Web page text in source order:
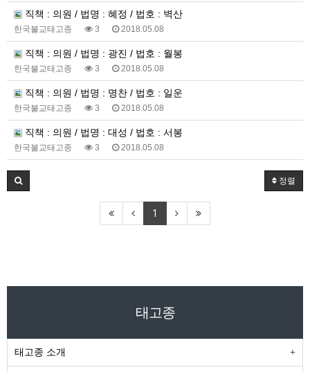
직책 : 의원 / 법명 : 혜정 / 법호 : 벽산
한국불교태고종 3 2018.05.08
직책 : 의원 / 법명 : 광진 / 법호 : 월봉
한국불교태고종 3 2018.05.08
직책 : 의원 / 법명 : 명찬 / 법호 : 일운
한국불교태고종 3 2018.05.08
직책 : 의원 / 법명 : 대성 / 법호 : 서봉
한국불교태고종 3 2018.05.08
정렬
1
태고종
태고종 소개